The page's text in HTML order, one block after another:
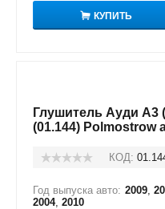
КУПИТЬ
Глушитель Ауди А3
(01.144)
КОД:
Год выпуска авто: 2009,
2004, 2010